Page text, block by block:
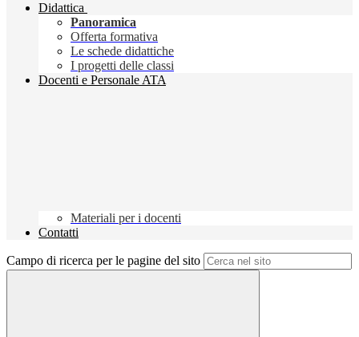
Didattica
Panoramica
Offerta formativa
Le schede didattiche
I progetti delle classi
Docenti e Personale ATA
Materiali per i docenti
Contatti
Campo di ricerca per le pagine del sito